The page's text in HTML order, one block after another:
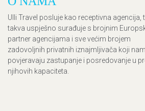
Ulli Travel posluje kao receptivna agencija,
takva uspješno surađuje s brojnim
partner agencijama i sve većim brojem
zadovoljnih privatnih iznajmljivača koji nam
povjeravaju zastupanje i posredovanje u
njihovih kapaciteta.